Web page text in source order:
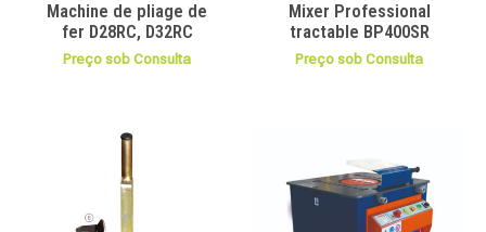
Machine de pliage de
fer D28RC, D32RC
Preço sob Consulta
Mixer Professional
tractable BP400SR
Preço sob Consulta